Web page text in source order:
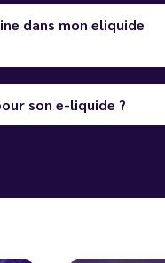
dans mon eliquide
son e-liquide ?